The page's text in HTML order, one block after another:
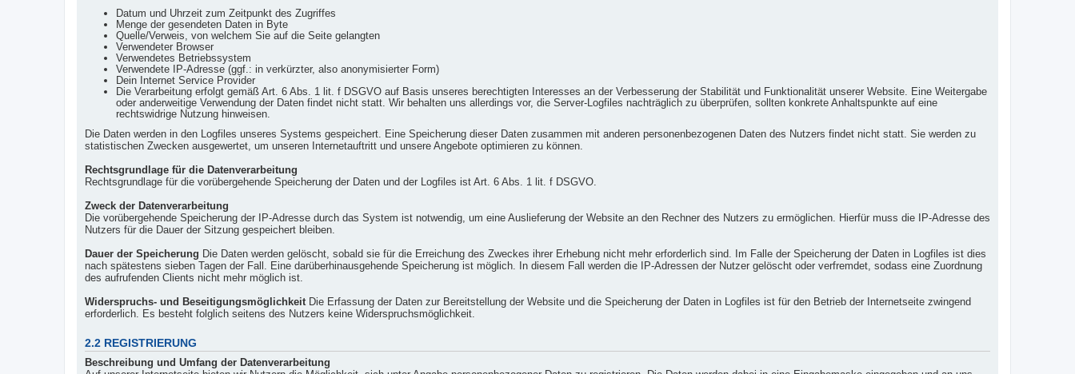
Datum und Uhrzeit zum Zeitpunkt des Zugriffes
Menge der gesendeten Daten in Byte
Quelle/Verweis, von welchem Sie auf die Seite gelangten
Verwendeter Browser
Verwendetes Betriebssystem
Verwendete IP-Adresse (ggf.: in verkürzter, also anonymisierter Form)
Dein Internet Service Provider
Die Verarbeitung erfolgt gemäß Art. 6 Abs. 1 lit. f DSGVO auf Basis unseres berechtigten Interesses an der Verbesserung der Stabilität und Funktionalität unserer Website. Eine Weitergabe
oder anderweitige Verwendung der Daten findet nicht statt. Wir behalten uns allerdings vor, die Server-Logfiles nachträglich zu überprüfen, sollten konkrete Anhaltspunkte auf eine
rechtswidrige Nutzung hinweisen.
Die Daten werden in den Logfiles unseres Systems gespeichert. Eine Speicherung dieser Daten zusammen mit anderen personenbezogenen Daten des Nutzers findet nicht statt. Sie werden zu
statistischen Zwecken ausgewertet, um unseren Internetauftritt und unsere Angebote optimieren zu können.
Rechtsgrundlage für die Datenverarbeitung
Rechtsgrundlage für die vorübergehende Speicherung der Daten und der Logfiles ist Art. 6 Abs. 1 lit. f DSGVO.
Zweck der Datenverarbeitung
Die vorübergehende Speicherung der IP-Adresse durch das System ist notwendig, um eine Auslieferung der Website an den Rechner des Nutzers zu ermöglichen. Hierfür muss die IP-Adresse des
Nutzers für die Dauer der Sitzung gespeichert bleiben.
Dauer der Speicherung Die Daten werden gelöscht, sobald sie für die Erreichung des Zweckes ihrer Erhebung nicht mehr erforderlich sind. Im Falle der Speicherung der Daten in Logfiles ist dies
nach spätestens sieben Tagen der Fall. Eine darüberhinausgehende Speicherung ist möglich. In diesem Fall werden die IP-Adressen der Nutzer gelöscht oder verfremdet, sodass eine Zuordnung
des aufrufenden Clients nicht mehr möglich ist.
Widerspruchs- und BeseitigungsmöglichkeitDie Erfassung der Daten zur Bereitstellung der Website und die Speicherung der Daten in Logfiles ist für den Betrieb der Internetseite zwingend
erforderlich. Es besteht folglich seitens des Nutzers keine Widerspruchsmöglichkeit.
2.2 REGISTRIERUNG
Beschreibung und Umfang der Datenverarbeitung